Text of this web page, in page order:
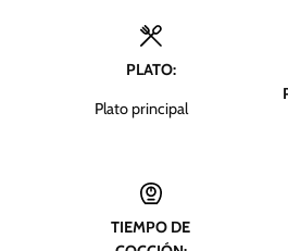
PLATO:
Plato principal
TIEMPO DE